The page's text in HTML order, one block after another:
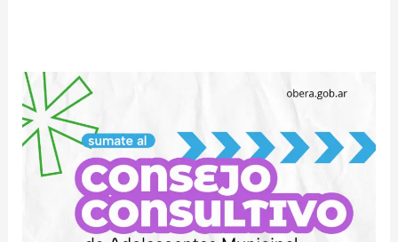
Se
realizará
una
reunión
informativa